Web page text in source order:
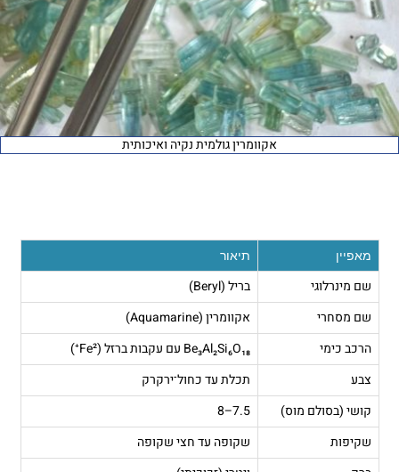
אקוומרין גולמית נקיה ואיכותית
מאפיין תיאור
שם מינרלוגי
בריל (Beryl)
שם מסחרי
אקוומרין (Aquamarine)
הרכב כימי
Be₃Al₂Si₆O₁₈ עם עקבות ברזל (Fe²⁺)
צבע
תכלת עד כחול־ירקרק
קושי (בסולם מוס)
7.5–8
שקיפות
שקופה עד חצי שקופה